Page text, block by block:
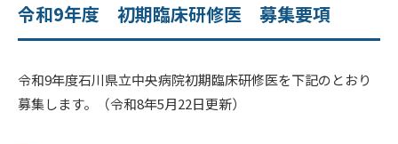
令和9年度 初期臨床研修医 募集要項
令和9年度石川県立中央病院初期臨床研修医を下記のとおり
募集します。（令和8年5月22日更新）